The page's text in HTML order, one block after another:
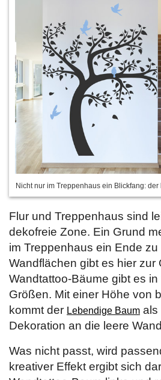
Nicht nur im Treppenhaus ein Blickfang:
Flur und Treppenhaus sind
dekofreie Zone. Ein Grund
im Treppenhaus ein Ende
Wandflächen gibt es hier zur
Wandtattoo-Bäume gibt es
Größen. Mit einer Höhe von
kommt der Lebendige Baum als
Dekoration an die leere
Was nicht passt, wird
kreativer Effekt ergibt sich